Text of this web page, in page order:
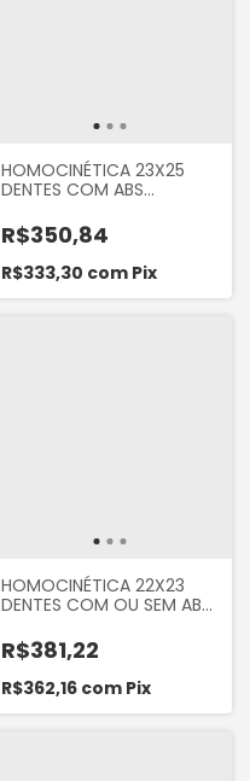
HOMOCINÉTICA 23X25
DENTES COM ABS
LOGAN 1.6 16V 2014...
CAPTUR 1.6 16V 2017...
DUSTER 1.6 16V 2016...
OROCH 1.6 16V 2017...
R$350,84
R$333,30 com Pix
HOMOCINÉTICA 22X23
DENTES COM OU SEM ABS
1.6 2014... CÂMBIO
AUTOMÁTICO
R$381,22
R$362,16 com Pix